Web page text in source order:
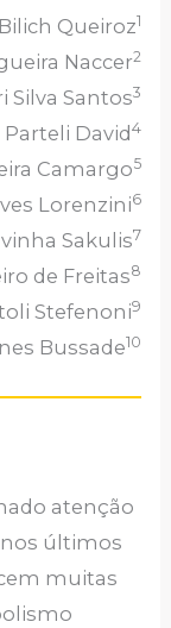
Queiroz1
Naccer2
Silva Santos3
David4
Camargo5
Lorenzini6
Sakulis7
de Freitas8
Stefenoni9
Bussade10
atenção
últimos
muitas